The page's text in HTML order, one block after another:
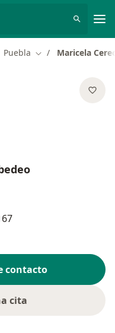
Puebla Cambiar de ciudad
Maricela
contacto
cita